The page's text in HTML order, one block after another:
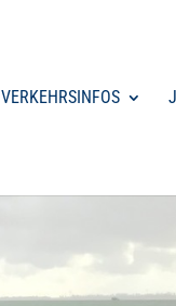
VER­KEHRS­IN­FOS